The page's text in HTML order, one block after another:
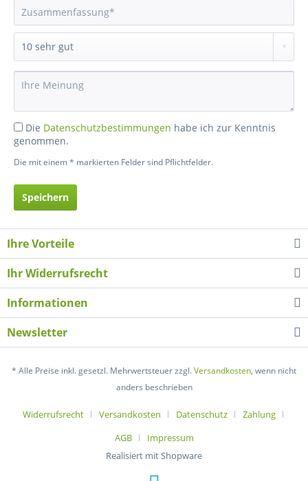
Die Datenschutzbestimmungen habe ich zur Kenntnis
genommen.
Die mit einem * markierten Felder sind Pflichtfelder.
Speichern
Ihre Vorteile
Ihr Widerrufsrecht
Informationen
Newsletter
* Alle Preise inkl. gesetzl. Mehrwertsteuer zzgl.Versandkosten, wenn nicht
anders beschrieben
Widerrufsrecht Versandkosten Datenschutz
Zahlung
AGB
Impressum
Realisiert mit Shopware